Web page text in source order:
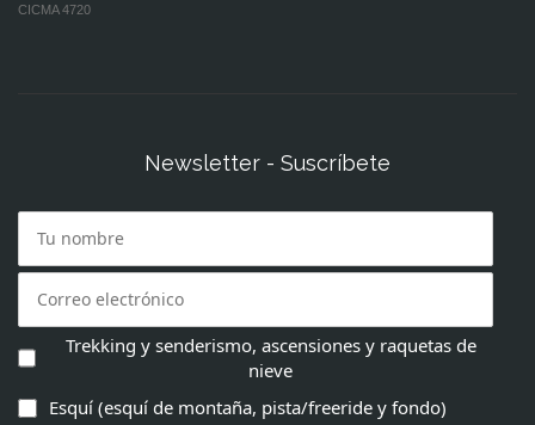
CICMA 4720
Newsletter - Suscríbete
Trekking y senderismo, ascensiones y raquetas de
nieve
Esquí (esquí de montaña, pista/freeride y fondo)